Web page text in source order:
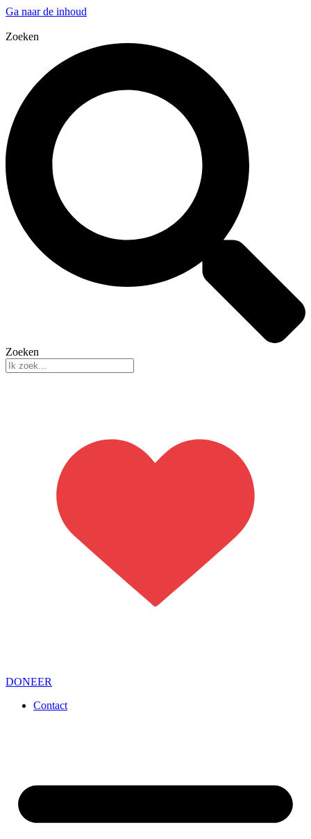
Ga naar de inhoud
Zoeken
Zoeken
DONEER
Contact